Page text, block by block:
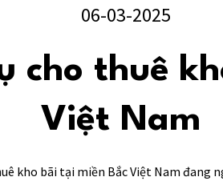
06-03-2025
cho thuê
Việt Nam
kho bãi tại miền Bắc Việt Nam đang